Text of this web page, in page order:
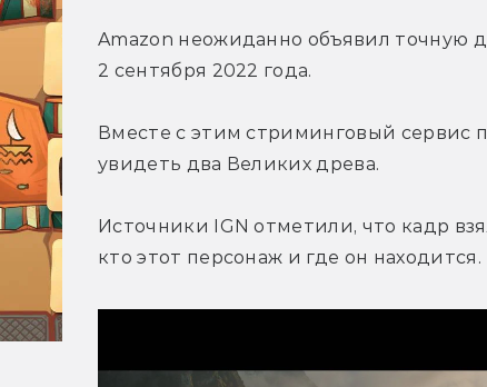
Amazon неожиданно объявил точную
2 сентября 2022 года.
Вместе с этим стриминговый сервис
увидеть два Великих древа.
Источники IGN отметили, что кадр
кто этот персонаж и где он находится.